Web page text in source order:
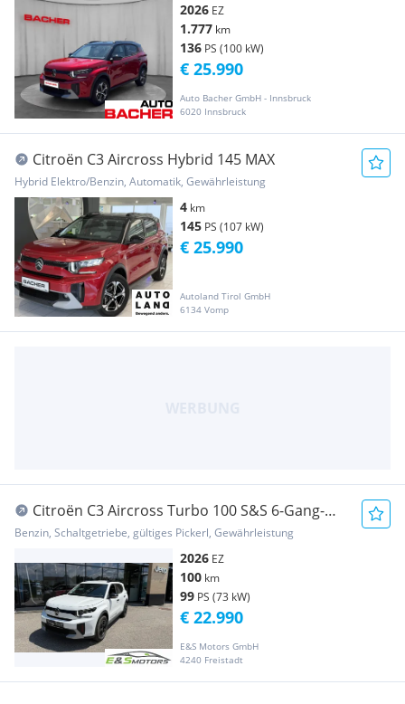
2026 EZ
1.777 km
136 PS (100 kW)
Auto Bacher GmbH - Innsbruck
6020 Innsbruck
€ 25.990
Citroën C3 Aircross Hybrid 145 MAX
Hybrid Elektro/Benzin, Automatik, Gewährleistung
4 km
145 PS (107 kW)
Autoland Tirol GmbH
6134 Vomp
€ 25.990
Citroën C3 Aircross Turbo 100 S&S 6-Gang-
Manuell Collec...
Benzin, Schaltgetriebe, gültiges Pickerl, Gewährleistung
2026 EZ
100 km
99 PS (73 kW)
E&S Motors GmbH
4240 Freistadt
€ 22.990